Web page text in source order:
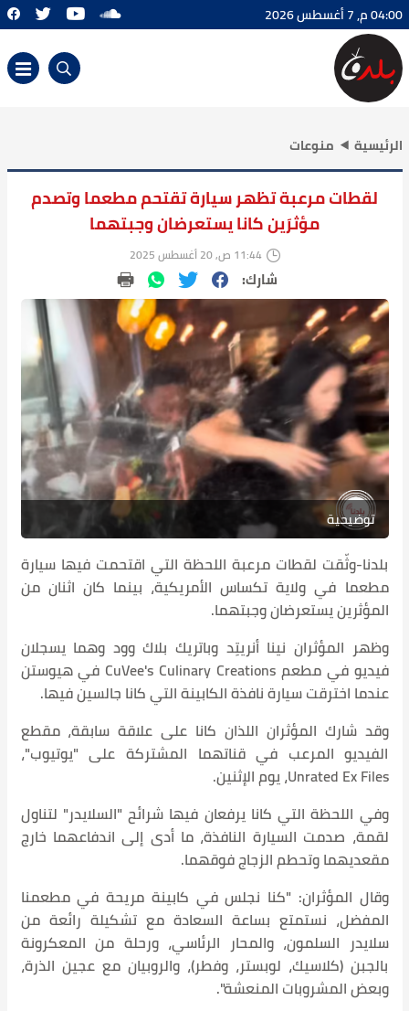
04:00 م, 7 أغسطس 2026
الرئيسية منوعات
لقطات مرعبة تظهر سيارة تقتحم مطعما وتصدم
مؤثرَين كانا يستعرضان وجبتهما
11:44 ص, 20 أغسطس 2025
شارك:
توضيحية
بلدنا-وثّقت لقطات مرعبة اللحظة التي اقتحمت فيها سيارة
مطعما في ولاية تكساس الأمريكية، بينما كان اثنان من
المؤثرين يستعرضان وجبتهما.
وظهر المؤثران نينا أنريتِد وباتريك بلاك وود وهما يسجلان
فيديو في مطعم CuVee's Culinary Creations في هيوستن
عندما اخترقت سيارة نافذة الكابينة التي كانا جالسين فيها.
وقد شارك المؤثران اللذان كانا على علاقة سابقة، مقطع
الفيديو المرعب في قناتهما المشتركة على "يوتيوب"،
Unrated Ex Files، يوم الإثنين.
وفي اللحظة التي كانا يرفعان فيها شرائح "السلايدر" لتناول
لقمة، صدمت السيارة النافذة، ما أدى إلى اندفاعهما خارج
مقعديهما وتحطم الزجاج فوقهما.
وقال المؤثران: "كنا نجلس في كابينة مريحة في مطعمنا
المفضل، نستمتع بساعة السعادة مع تشكيلة رائعة من
سلايدر السلمون، والمحار الرئاسي، ورحلة من المعكرونة
بالجبن (كلاسيك، لوبستر، وفطر)، والروبيان مع عجين الذرة،
وبعض المشروبات المنعشة".